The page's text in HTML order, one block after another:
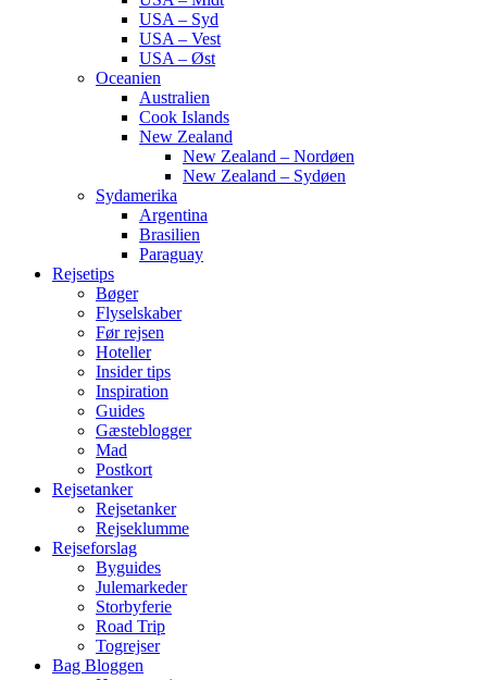
USA – Syd
USA – Vest
USA – Øst
Oceanien
Australien
Cook Islands
New Zealand
New Zealand – Nordøen
New Zealand – Sydøen
Sydamerika
Argentina
Brasilien
Paraguay
Rejsetips
Bøger
Flyselskaber
Før rejsen
Hoteller
Insider tips
Inspiration
Guides
Gæsteblogger
Mad
Postkort
Rejsetanker
Rejsetanker
Rejseklumme
Rejseforslag
Byguides
Julemarkeder
Storbyferie
Road Trip
Togrejser
Bag Bloggen